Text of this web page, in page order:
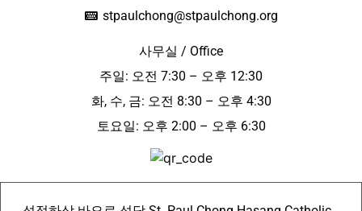
stpaulchong@stpaulchong.org
사무실 / Office
주일: 오전 7:30 – 오후 12:30
화, 수, 금: 오전 8:30 – 오후 4:30
토요일: 오후 2:00 – 오후 6:30